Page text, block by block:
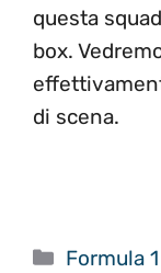
questa
box.
di scena.
Categorie
Formula 1